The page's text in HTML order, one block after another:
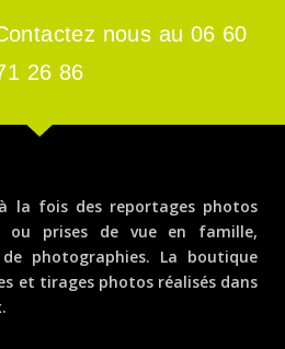
nous au 06 60
26 86
la fois des reportages photos
ou prises de vue en famille,
photographies. La boutique
et tirages photos réalisés dans